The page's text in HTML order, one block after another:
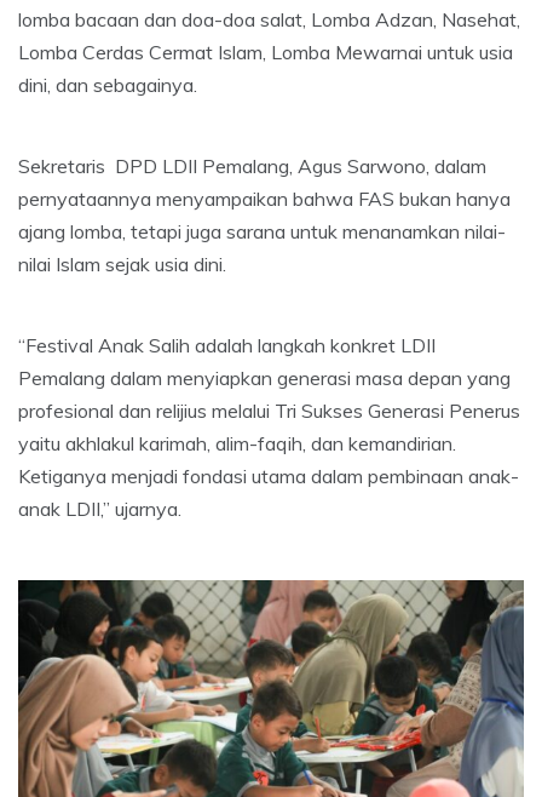
lomba bacaan dan doa-doa salat, Lomba Adzan, Nasehat,
Lomba Cerdas Cermat Islam, Lomba Mewarnai untuk usia
dini, dan sebagainya.
Sekretaris DPD LDII Pemalang, Agus Sarwono, dalam
pernyataannya menyampaikan bahwa FAS bukan hanya
ajang lomba, tetapi juga sarana untuk menanamkan nilai-
nilai Islam sejak usia dini.
“Festival Anak Salih adalah langkah konkret LDII
Pemalang dalam menyiapkan generasi masa depan yang
profesional dan relijius melalui Tri Sukses Generasi Penerus
yaitu akhlakul karimah, alim-faqih, dan kemandirian.
Ketiganya menjadi fondasi utama dalam pembinaan anak-
anak LDII,” ujarnya.